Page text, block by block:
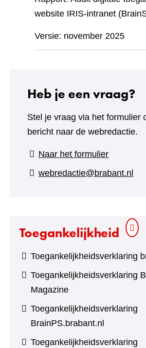
website IRIS-intranet
Versie: november 2025
Heb je een vraag?
Stel je vraag via het formulier
bericht naar de webredactie.
Naar het formulier(verwijst
naar
webredactie@brabant.nl
Toegankelijkheid
Toegankelijkheidsverklaring
Toegankelijkheidsverklaring
Magazine
Toegankelijkheidsverklaring
BrainPS.brabant.nl
Toegankelijkheidsverklaring